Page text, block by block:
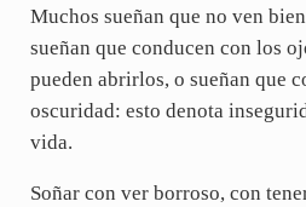
Muchos sueñan que no ven
sueñan que conducen con los
pueden abrirlos, o sueñan que
oscuridad: esto denota
vida.
Soñar con ver borroso, con